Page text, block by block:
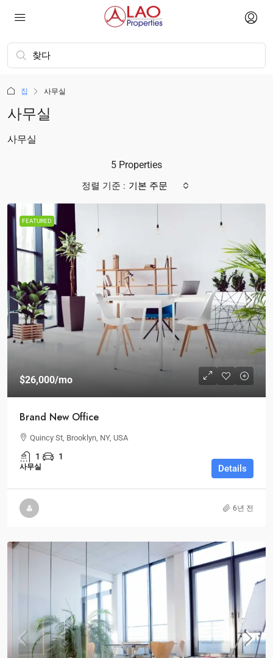
집 사무실
사무실
사무실
5 Properties
정렬 기준 : 기본 주문
FEATURED
$26,000/mo
Brand New Office
Quincy St, Brooklyn, NY, USA
1 1
사무실 Details
6년 전